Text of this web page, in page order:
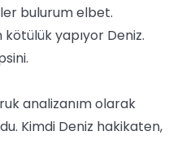
bulurum elbet.
yapıyor Deniz.
analizanım olarak
Kimdi Deniz hakikaten,